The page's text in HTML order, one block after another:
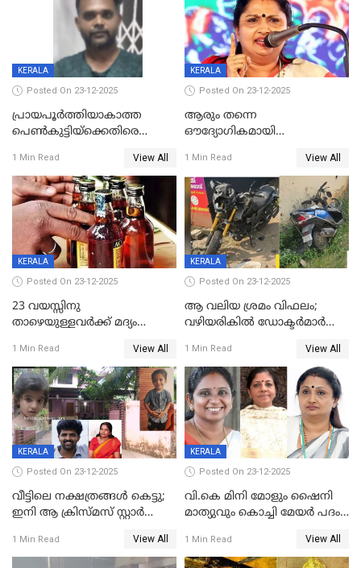
KERALA
Posted On 23-12-2025
പ്രായപൂർത്തിയാകാത്ത
പെൺകുട്ടിയ്ക്കെതിരെ
59 വർഷം തടവും 90,൦൦൦ രൂപ
പിഴയും ശിക്ഷ
1 Min Read View All
KERALA
Posted On 23-12-2025
ആരും തന്നെ
ഔദ്യോഗികമായി
കണ്ടെത്താൻ ഇന്ന് കോർ
കമ്മിറ്റി കൂടിയില്ല';
അതൃപ്തിയുമായി ദീപ്തി മേരി
വർഗീസ്
1 Min Read View All
KERALA
Posted On 23-12-2025
23 വയസ്സിനു
താഴെയുള്ളവർക്ക് മദ്യം
നടപടി;സ്ഥാപനങ്ങൾക്കെതിരെ
രണ്ട് കേസുകൾ
1 Min Read View All
KERALA
Posted On 23-12-2025
ആ വലിയ ശ്രമം വിഫലം;
വഴിയരികില്‍ ‌ഡോക്ടര്‍മാര്‍
മരണത്തിന് കീഴടങ്ങി
1 Min Read View All
KERALA
Posted On 23-12-2025
വീട്ടിലെ നക്ഷത്രങ്ങൾ കെട്ടു;
ഇനി ആ ക്രിസ്മസ് സ്റ്റാർ
വേണ്ടിയുള്ള
പിടിവലിക്കിടയിൽ
1 Min Read View All
KERALA
Posted On 23-12-2025
വി.കെ മിനി മോളും ഷൈനി
മാത്യുവും കൊച്ചി മേയർ പദം
മേയറാകില്ല
1 Min Read View All